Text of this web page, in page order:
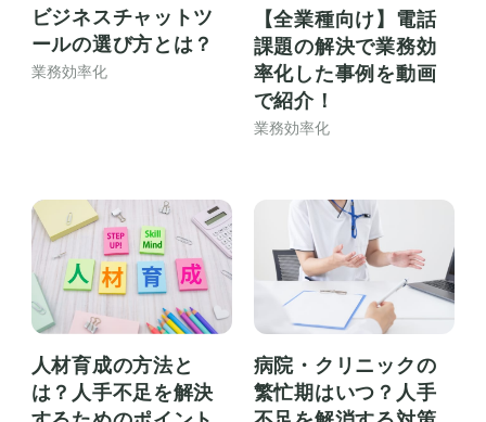
ビジネスチャットツ
ールの選び方とは？
業務効率化
【全業種向け】電話
課題の解決で業務効
率化した事例を動画
で紹介！
業務効率化
人材育成の方法と
は？人手不足を解決
病院・クリニックの
繁忙期はいつ？人手